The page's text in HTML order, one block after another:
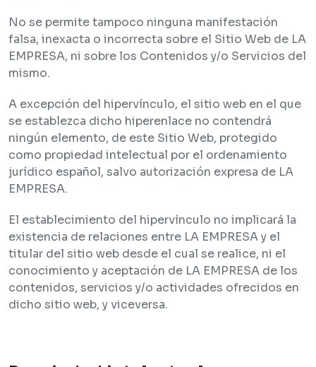
No se permite tampoco ninguna manifestación
falsa, inexacta o incorrecta sobre el Sitio Web de LA
EMPRESA, ni sobre los Contenidos y/o Servicios del
mismo.
A excepción del hipervínculo, el sitio web en el que
se establezca dicho hiperenlace no contendrá
ningún elemento, de este Sitio Web, protegido
como propiedad intelectual por el ordenamiento
jurídico español, salvo autorización expresa de LA
EMPRESA.
El establecimiento del hipervínculo no implicará la
existencia de relaciones entre LA EMPRESA y el
titular del sitio web desde el cual se realice, ni el
conocimiento y aceptación de LA EMPRESA de los
contenidos, servicios y/o actividades ofrecidos en
dicho sitio web, y viceversa.